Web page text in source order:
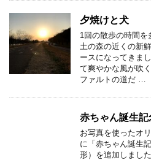
夕焼けと犬
1回の散歩の時間
土の森の近くの新
ースになってきま
て爽やかな風が吹
ファルトの道だ …
赤ちゃん誕生記
お写真を使ったオ
に「赤ちゃん誕生
形）を追加しまし